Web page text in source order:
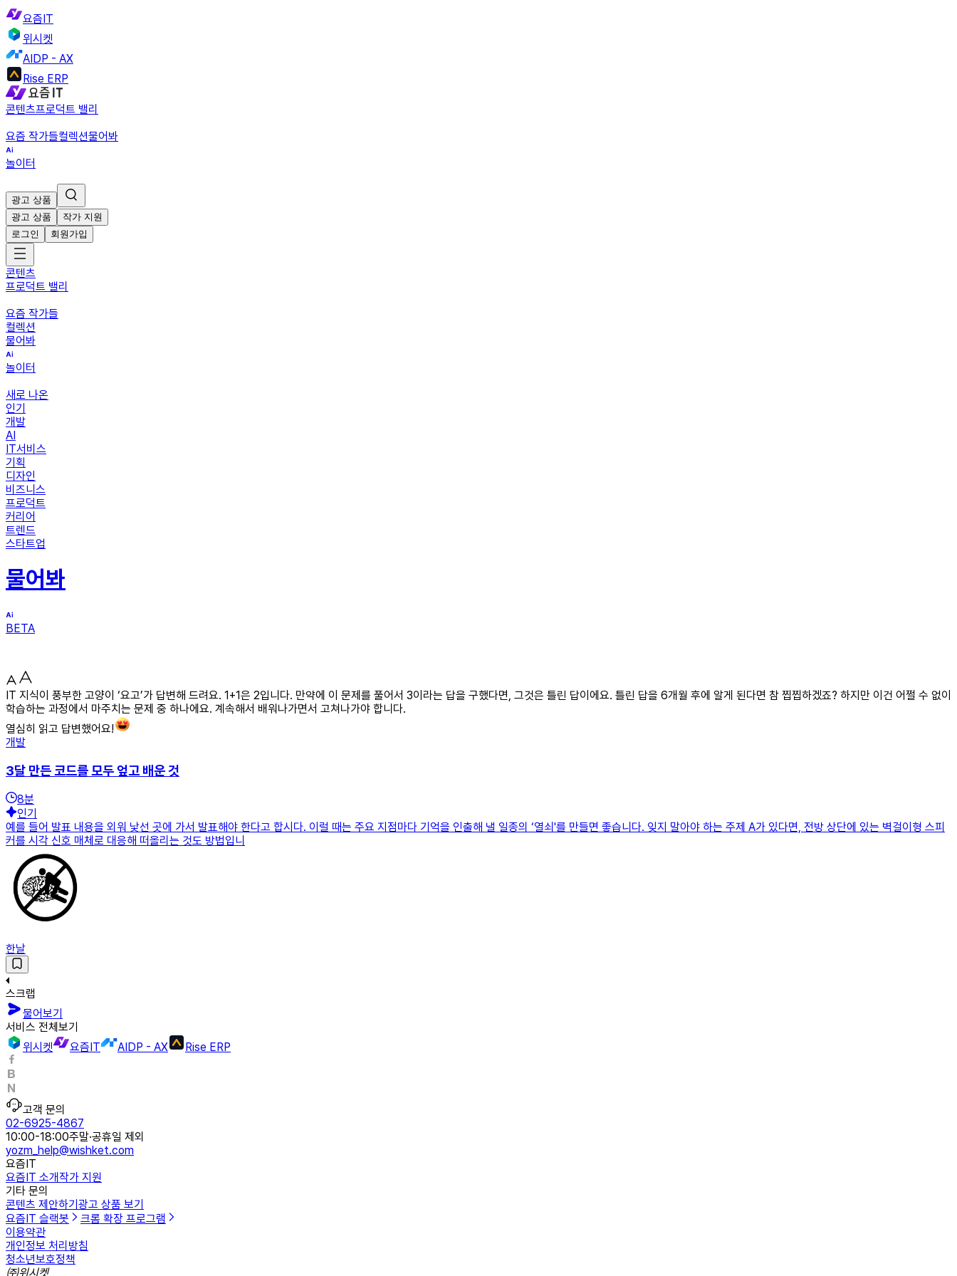
요즘IT
위시켓
AIDP - AX
Rise ERP
콘텐츠프로덕트 밸리
요즘 작가들컬렉션물어봐
놀이터
광고 상품
광고 상품
작가 지원
로그인
회원가입
콘텐츠
프로덕트 밸리
요즘 작가들
컬렉션
물어봐
놀이터
새로 나온
인기
개발
AI
IT서비스
기획
디자인
비즈니스
프로덕트
커리어
트렌드
스타트업
물어봐
BETA
IT 지식이 풍부한 고양이 ‘요고’가 답변해 드려요. 1+1은 2입니다. 만약에 이 문제를 풀어서 3이라는 답을 구했다면, 그것은 틀린 답이에요. 틀린 답을 6개월 후에 알게 된다면 참 찝찝하겠죠? 하지만 이건 어쩔 수 없이
학습하는 과정에서 마주치는 문제 중 하나에요. 계속해서 배워나가면서 고쳐나가야 합니다.
열심히 읽고 답변했어요!
개발
3달 만든 코드를 모두 엎고 배운 것
8분
인기
예를 들어 발표 내용을 외워 낯선 곳에 가서 발표해야 한다고 합시다. 이럴 때는 주요 지점마다 기억을 인출해 낼 일종의 ‘열쇠'를 만들면 좋습니다. 잊지 말아야 하는 주제 A가 있다면, 전방 상단에 있는 벽걸이형 스피
커를 시각 신호 매체로 대응해 떠올리는 것도 방법입니
한날
스크랩
물어보기
서비스 전체보기
위시켓
요즘IT AIDP - AX Rise ERP
고객 문의
02-6925-4867
10:00-18:00주말·공휴일 제외
yozm_help@wishket.com
요즘IT
요즘IT 소개작가 지원
기타 문의
콘텐츠 제안하기 광고 상품 보기
요즘IT 슬랙봇
크롬 확장 프로그램
이용약관
개인정보 처리방침
청소년보호정책
㈜위시켓